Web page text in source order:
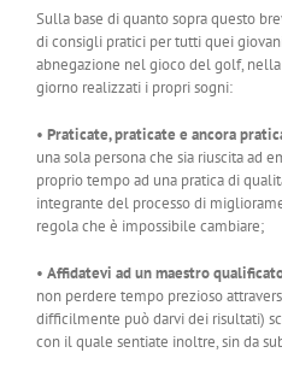
Sulla base di quanto sopra questo
di consigli pratici per tutti quei
abnegazione nel gioco del golf,
giorno realizzati i propri sogni:
• Praticate, praticate e ancora
una sola persona che sia riuscita ad
proprio tempo ad una pratica di
integrante del processo di
regola che è impossibile cambiare;
• Affidatevi ad un maestro
non perdere tempo prezioso
difficilmente può darvi dei risultati)
con il quale sentiate inoltre, sin da